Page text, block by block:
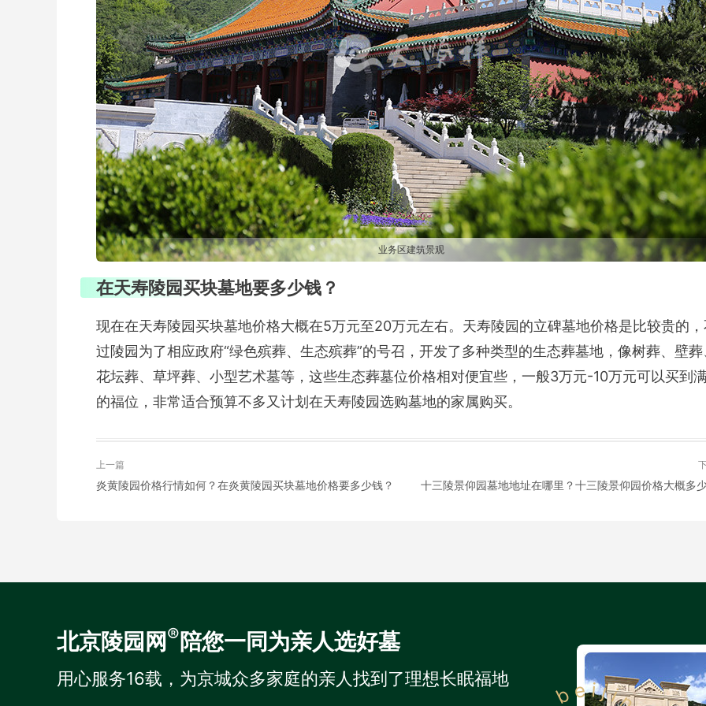
业务区建筑景观
在天寿陵园买块墓地要多少钱？
现在在天寿陵园买块墓地价格大概在5万元至20万元左右。天寿陵园的立碑墓地价格是比较贵的
过陵园为了相应政府“绿色殡葬、生态殡葬”的号召，开发了多种类型的生态葬墓地，像树葬、壁葬
花坛葬、草坪葬、小型艺术墓等，这些生态葬墓位价格相对便宜些，一般3万元-10万元可以买到
的福位，非常适合预算不多又计划在天寿陵园选购墓地的家属购买。
上一篇
炎黄陵园价格行情如何？在炎黄陵园买块墓地价格要多少钱？
北京陵园网 ®陪您一同为亲人选好墓
用心服务16载，为京城众多家庭的亲人找到了理想长眠福地